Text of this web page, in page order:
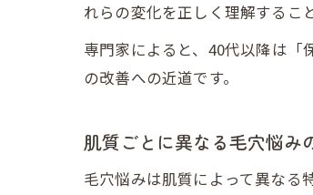
れらの変化を正しく理解するこ
専門家によると、40代以降は
の改善への近道です。
肌質ごとに異なる毛穴悩み
毛穴悩みは肌質によって異なる